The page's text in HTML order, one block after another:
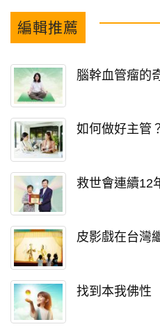
編輯推薦
腦幹血管瘤的
如何做好主管
救世會連續12
皮影戲在台灣
找到本我佛性